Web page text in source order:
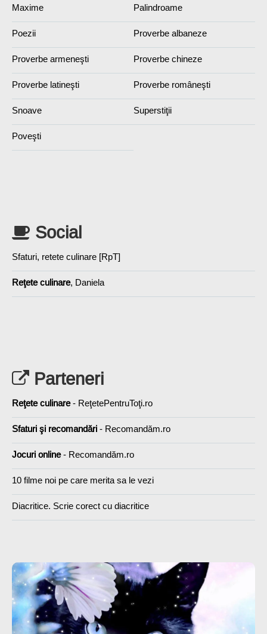
Maxime Palindroame
Poezii Proverbe albaneze
Proverbe armeneşti Proverbe chineze
Proverbe latineşti Proverbe româneşti
Snoave Superstiţii
Poveşti
Social
Sfaturi, retete culinare [RpT]
Reţete culinare, Daniela
Parteneri
Reţete culinare- ReţetePentruToţi.ro
Sfaturi şi recomandări - Recomandăm.ro
Jocuri online- Recomandăm.ro
10 filme noi pe care merita sa le vezi
Diacritice. Scrie corect cu diacritice